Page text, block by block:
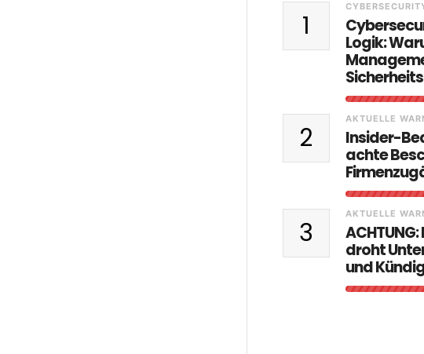
1
Logik:
2
AKTUELLE
Insider-
achte
3
AKTUELLE
droht
und